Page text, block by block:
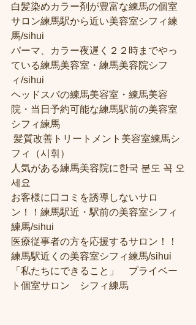
白髪染めカラー剤が豊富な練馬の個室
サロン練馬駅から近い美容室シフィ練
馬/sihui
パーマ、カラー夜遅く２２時までやっ
ている練馬美容室・練馬美容院シフ
ィ/sihui
ヘッドスパの練馬美容室・練馬美容
院・当日予約可能な練馬駅前の美容室
シフィ練馬
フィ（시휘）
人気がある練馬美容院に한국 분도 꼭 오
세요
お客様に口コミを誘導しないサロ
ン！！練馬駅近・駅前の美容室シフィ
練馬/sihui
医療従事者の方を応援するサロン！！
練馬駅近くの美容室シフィ練馬/sihui
「私たちにできること」　プライベー
ト個室サロン　シフィ練馬